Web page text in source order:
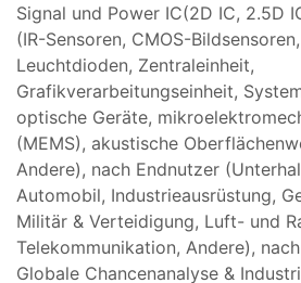
Signal und Power IC(2D IC, 2.5D
(IR-Sensoren, CMOS-
Leuchtdioden, Zentraleinheit,
Grafikverarbeitungseinheit,
optische Geräte,
(MEMS), akustische
Andere), nach Endnutzer
Automobil, Industrieausrüstung,
Militär & Verteidigung, Luft- und
Telekommunikation, Andere),
Globale Chancenanalyse &